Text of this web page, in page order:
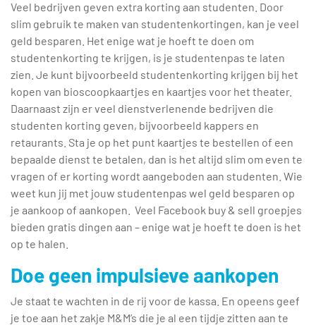
Veel bedrijven geven extra korting aan studenten. Door
slim gebruik te maken van studentenkortingen, kan je veel
geld besparen. Het enige wat je hoeft te doen om
studentenkorting te krijgen, is je studentenpas te laten
zien. Je kunt bijvoorbeeld studentenkorting krijgen bij het
kopen van bioscoopkaartjes en kaartjes voor het theater.
Daarnaast zijn er veel dienstverlenende bedrijven die
studenten korting geven, bijvoorbeeld kappers en
retaurants. Sta je op het punt kaartjes te bestellen of een
bepaalde dienst te betalen, dan is het altijd slim om even te
vragen of er korting wordt aangeboden aan studenten. Wie
weet kun jij met jouw studentenpas wel geld besparen op
je aankoop of aankopen. Veel Facebook buy & sell groepjes
bieden gratis dingen aan – enige wat je hoeft te doen is het
op te halen.
Doe geen impulsieve aankopen
Je staat te wachten in de rij voor de kassa. En opeens geef
je toe aan het zakje M&M’s die je al een tijdje zitten aan te